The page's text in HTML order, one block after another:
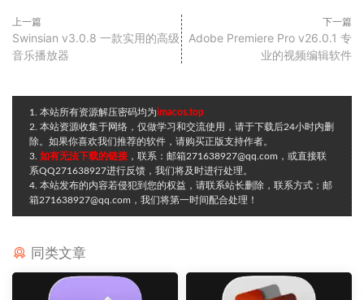
上一篇
Swinsian v3.0.8 一款实用的高级
音乐播放器
下一篇
Adobe Premiere Pro v26.0.1 专
业的视频编辑软件
1. 本站所有资源解压密码均为imacos.top
2. 本站资源收集于网络，仅做学习和交流使用，请于下载后24小时内删
除。如果你喜欢我们推荐的软件，请购买正版支持作者。
3. 如有无法下载的链接 ，联系：邮箱271638927@qq.com，或直接联
系QQ271638927进行反馈，我们将及时进行处理。
4. 本站发布的内容若侵犯到您的权益，请联系站长删除，联系方式：邮
箱271638927@qq.com，我们将第一时间配合处理！
同类文章